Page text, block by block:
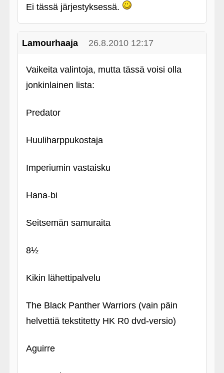
Ei tässä järjestyksessä.
Lamourhaaja 26.8.2010 12:17
Vaikeita valintoja, mutta tässä voisi olla
jonkinlainen lista:
Predator
Huuliharppukostaja
Imperiumin vastaisku
Hana-bi
Seitsemän samuraita
8½
Kikin lähettipalvelu
The Black Panther Warriors (vain päin
helvettiä tekstitetty HK R0 dvd-versio)
Aguirre